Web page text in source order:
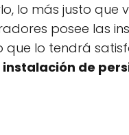
lo más justo
posee las
lo tendrá
instalación de